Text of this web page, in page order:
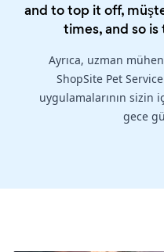
and to top it off,
times, and so is
Ayrıca, uzman
ShopSite Pet
uygulamalarının sizin
gece